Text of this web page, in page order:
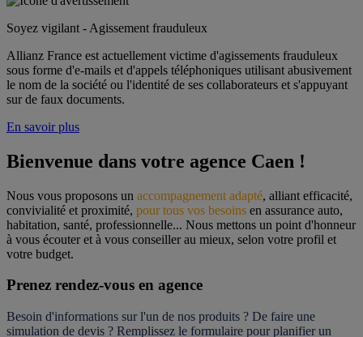
Soyez vigilant - Agissement frauduleux
Allianz France est actuellement victime d'agissements frauduleux
sous forme d'e-mails et d'appels téléphoniques utilisant abusivement
le nom de la société ou l'identité de ses collaborateurs et s'appuyant
sur de faux documents.
En savoir plus
Bienvenue dans votre agence Caen !
Nous vous proposons un accompagnement adapté, alliant efficacité,
convivialité et proximité, pour tous vos besoins en assurance auto,
habitation, santé, professionnelle... Nous mettons un point d'honneur
à vous écouter et à vous conseiller au mieux, selon votre profil et
votre budget.
Prenez rendez-vous en agence
Besoin d'informations sur l'un de nos produits ? De faire une
simulation de devis ? Remplissez le formulaire pour planifier un